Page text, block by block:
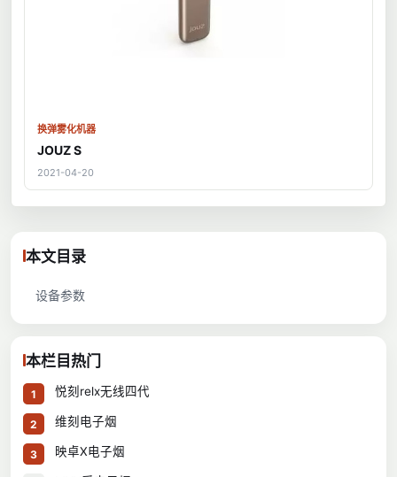
换弹雾化机器
JOUZ S
2021-04-20
本文目录
设备参数
本栏目热门
1 悦刻relx无线四代
2 维刻电子烟
3 映卓X电子烟